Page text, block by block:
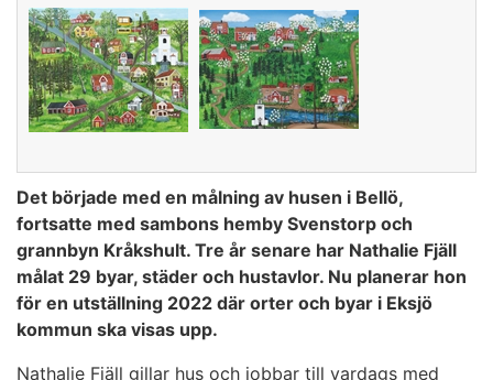
Det började med en målning av husen i Bellö,
fortsatte med sambons hemby Svenstorp och
grannbyn Kråkshult. Tre år senare har Nathalie Fjäll
målat 29 byar, städer och hustavlor. Nu planerar hon
för en utställning 2022 där orter och byar i Eksjö
kommun ska visas upp.
Nathalie Fjäll gillar hus och jobbar till vardags med